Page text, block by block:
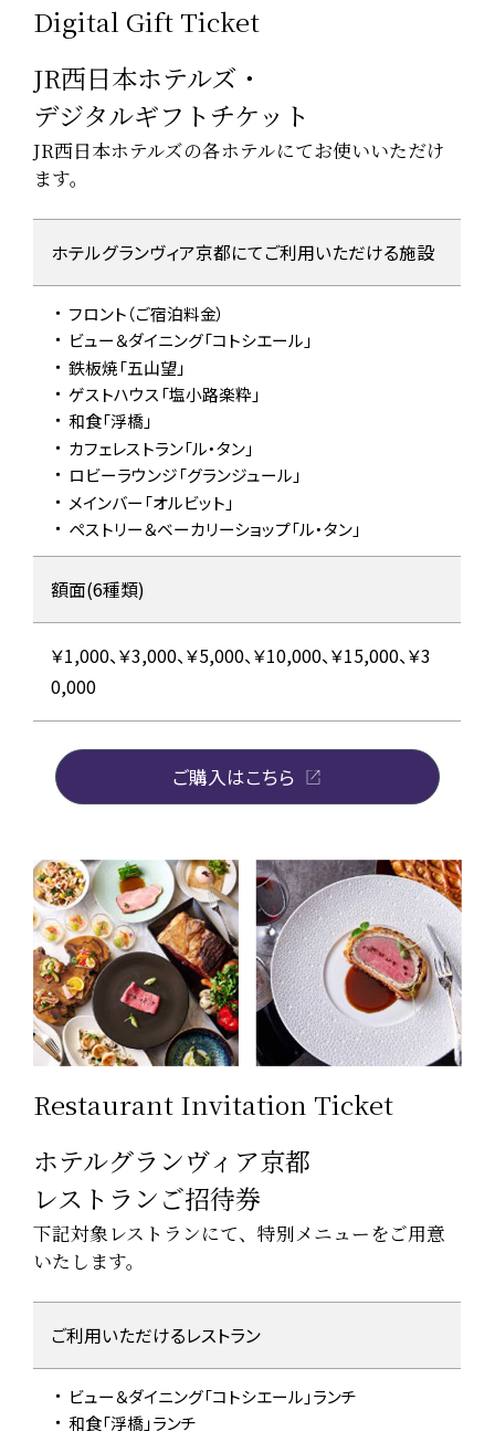
JR西日本ホテルズ・
デジタルギフトチケット
Digital Gift Ticket
JR西日本ホテルズの各ホテルにてお使いいただけ
ます。
ホテルグランヴィア京都にてご利用いただける施設
フロント（ご宿泊料金）
ビュー＆ダイニング「コトシエール」
鉄板焼「五山望」
ゲストハウス「塩小路楽粋」
和食「浮橋」
カフェレストラン「ル・タン」
ロビーラウンジ「グランジュール」
メインバー「オルビット」
ペストリー＆ベーカリーショップ「ル・タン」
額面(6種類)
￥1,000、￥3,000、￥5,000、￥10,000、￥15,000、￥3
0,000
ご購入はこちら
ホテルグランヴィア京都
レストランご招待券
Restaurant Invitation Ticket
下記対象レストランにて、特別メニューをご用意
いたします。
ご利用いただけるレストラン
ビュー＆ダイニング「コトシエール」ランチ
和食「浮橋」ランチ